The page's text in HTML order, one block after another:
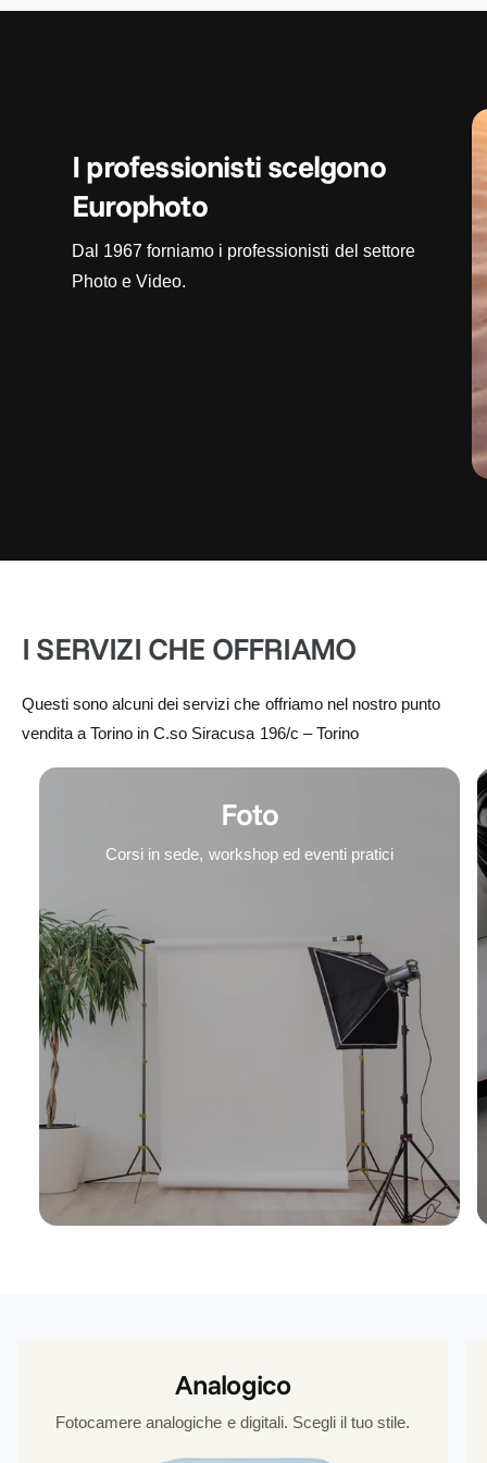
I professionisti scelgono
Europhoto
Dal 1967 forniamo i professionisti del settore
Photo e Video.
I SERVIZI CHE OFFRIAMO
Questi sono alcuni dei servizi che offriamo nel nostro punto
vendita a Torino in C.so Siracusa 196/c – Torino
Foto
Corsi in sede, workshop ed eventi pratici
Analogico
Fotocamere analogiche e digitali. Scegli il tuo stile.